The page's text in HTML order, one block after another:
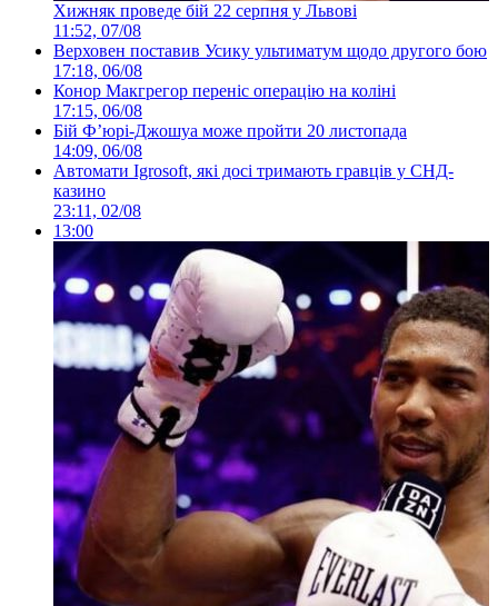
Хижняк проведе бій 22 серпня у Львові
11:52, 07/08
Верховен поставив Усику ультиматум щодо другого бою
17:18, 06/08
Конор Макгрегор переніс операцію на коліні
17:15, 06/08
Бій Ф’юрі-Джошуа може пройти 20 листопада
14:09, 06/08
Автомати Igrosoft, які досі тримають гравців у СНД-
казино
23:11, 02/08
13:00